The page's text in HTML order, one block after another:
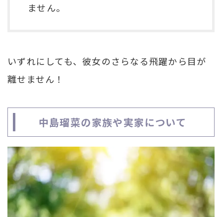
ません。
いずれにしても、彼女のさらなる飛躍から目が
離せません！
中島瑠菜の家族や実家について